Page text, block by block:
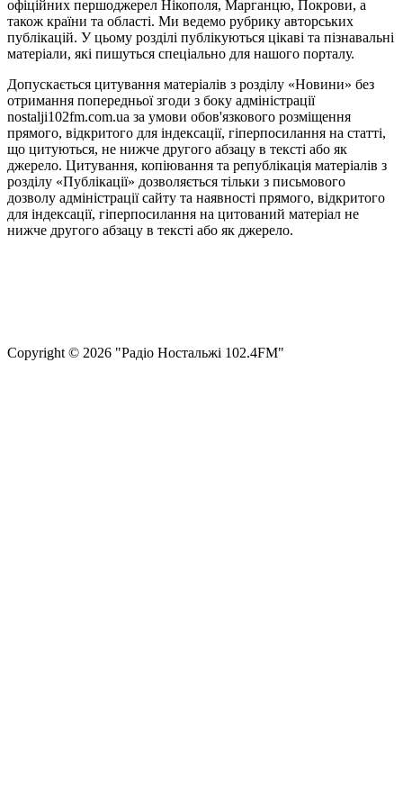
офіційних першоджерел Нікополя, Марганцю, Покрови, а
також країни та області. Ми ведемо рубрику авторських
публікацій. У цьому розділі публікуються цікаві та пізнавальні
матеріали, які пишуться спеціально для нашого порталу.
Допускається цитування матеріалів з розділу «Новини» без
отримання попередньої згоди з боку адміністрації
nostalji102fm.com.ua за умови обов'язкового розміщення
прямого, відкритого для індексації, гіперпосилання на статті,
що цитуються, не нижче другого абзацу в тексті або як
джерело. Цитування, копіювання та републікація матеріалів з
розділу «Публікації» дозволяється тільки з письмового
дозволу адміністрації сайту та наявності прямого, відкритого
для індексації, гіперпосилання на цитований матеріал не
нижче другого абзацу в тексті або як джерело.
Сopyright © 2026 "Радіо Ностальжі 102.4FM"